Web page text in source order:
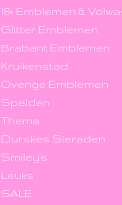
18+ Emblemen &
Glitter Emblemen
Brabant Emblemen
Kruikenstad
Overige Emblemen
Spelden
Thema
Durskes Sieraden
Smiley's
Leuks
SALE